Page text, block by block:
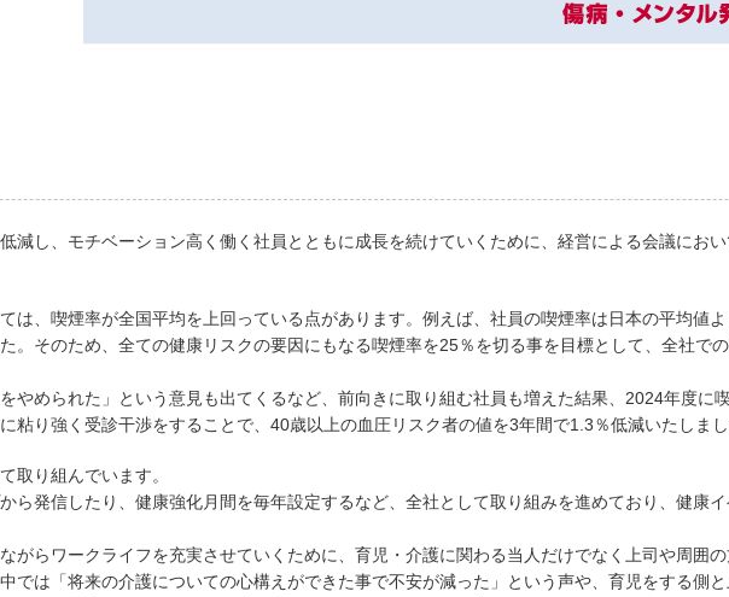
減し、モチベーション高く働く社員とともに成長を続けていくために、経営による会議にお
は、喫煙率が全国平均を上回っている点があります。例えば、社員の喫煙率は日本の平均値
。そのため、全ての健康リスクの要因にもなる喫煙率を25％を切る事を目標として、全社で
やめられた」という意見も出てくるなど、前向きに取り組む社員も増えた結果、2024年度に
粘り強く受診干渉をすることで、40歳以上の血圧リスク者の値を3年間で1.3％低減いたしまし
取り組んでいます。
ら発信したり、健康強化月間を毎年設定するなど、全社として取り組みを進めており、健康
がらワークライフを充実させていくために、育児・介護に関わる当人だけでなく上司や周囲
では「将来の介護についての心構えができた事で不安が減った」という声や、育児をする側